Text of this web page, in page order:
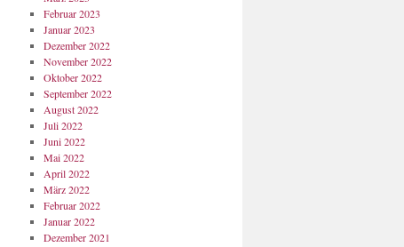
Februar 2023
Januar 2023
Dezember 2022
November 2022
Oktober 2022
September 2022
August 2022
Juli 2022
Juni 2022
Mai 2022
April 2022
März 2022
Februar 2022
Januar 2022
Dezember 2021